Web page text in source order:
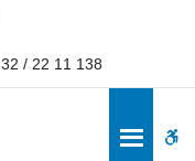
32 / 22 11 138